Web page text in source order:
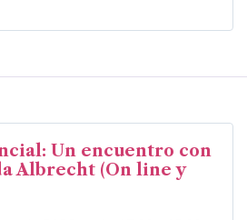
Un encuentro con
Albrecht (On line y